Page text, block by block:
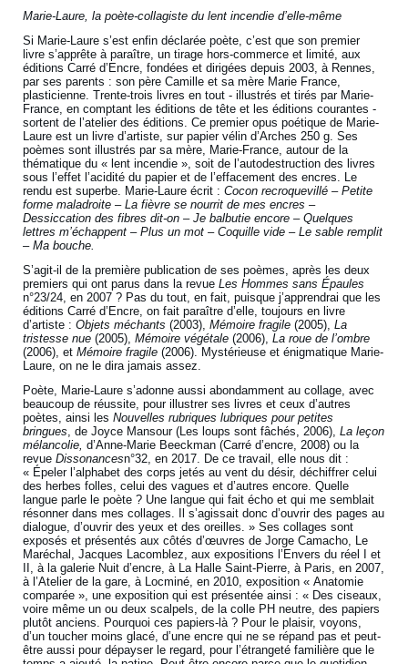
Marie-Laure, la poète-collagiste du lent incendie d’elle-même
Si Marie-Laure s’est enfin déclarée poète, c’est que son premier
livre s’apprête à paraître, un tirage hors-commerce et limité, aux
éditions Carré d’Encre, fondées et dirigées depuis 2003, à Rennes,
par ses parents : son père Camille et sa mère Marie France,
plasticienne. Trente-trois livres en tout - illustrés et tirés par Marie-
France, en comptant les éditions de tête et les éditions courantes -
sortent de l’atelier des éditions. Ce premier opus poétique de Marie-
Laure est un livre d’artiste, sur papier vélin d’Arches 250 g. Ses
poèmes sont illustrés par sa mère, Marie-France, autour de la
thématique du « lent incendie », soit de l’autodestruction des livres
sous l’effet l’acidité du papier et de l’effacement des encres. Le
rendu est superbe. Marie-Laure écrit :Cocon recroquevillé – Petite
forme maladroite – La fièvre se nourrit de mes encres –
Dessiccation des fibres dit-on – Je balbutie encore – Quelques
lettres m’échappent – Plus un mot – Coquille vide – Le sable remplit
– Ma bouche.
S’agit-il de la première publication de ses poèmes, après les deux
premiers qui ont parus dans la revueLes Hommes sans Épaules
n°23/24, en 2007 ? Pas du tout, en fait, puisque j’apprendrai que les
éditions Carré d’Encre, on fait paraître d’elle, toujours en livre
d’artiste :Objets méchants (2003),Mémoire fragile(2005),La
tristesse nue (2005),Mémoire végétale (2006),La roue de l’ombre
(2006), etMémoire fragile (2006). Mystérieuse et énigmatique Marie-
Laure, on ne le dira jamais assez.
Poète, Marie-Laure s’adonne aussi abondamment au collage, avec
beaucoup de réussite, pour illustrer ses livres et ceux d’autres
poètes, ainsi lesNouvelles rubriques lubriques pour petites
bringues, de Joyce Mansour (Les loups sont fâchés, 2006),La leçon
mélancolie, d’Anne-Marie Beeckman (Carré d’encre, 2008) ou la
revueDissonancesn°32, en 2017. De ce travail, elle nous dit :
« Épeler l’alphabet des corps jetés au vent du désir, déchiffrer celui
des herbes folles, celui des vagues et d’autres encore. Quelle
langue parle le poète ? Une langue qui fait écho et qui me semblait
résonner dans mes collages. Il s’agissait donc d’ouvrir des pages au
dialogue, d’ouvrir des yeux et des oreilles. » Ses collages sont
exposés et présentés aux côtés d’œuvres de Jorge Camacho, Le
Maréchal, Jacques Lacomblez, aux expositions l’Envers du réel I et
II, à la galerie Nuit d’encre, à La Halle Saint-Pierre, à Paris, en 2007,
à l’Atelier de la gare, à Locminé, en 2010, exposition « Anatomie
comparée », une exposition qui est présentée ainsi : « Des ciseaux,
voire même un ou deux scalpels, de la colle PH neutre, des papiers
plutôt anciens. Pourquoi ces papiers-là ? Pour le plaisir, voyons,
d’un toucher moins glacé, d’une encre qui ne se répand pas et peut-
être aussi pour dépayser le regard, pour l’étrangeté familière que le